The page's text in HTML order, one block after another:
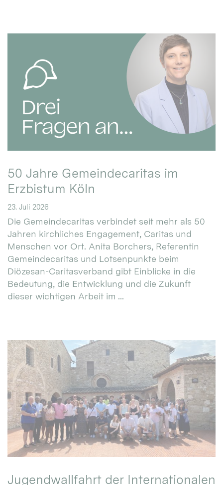
50 Jahre Gemeindecaritas im
Erzbistum Köln
23. Juli 2026
Die Gemeindecaritas verbindet seit mehr als 50
Jahren kirchliches Engagement, Caritas und
Menschen vor Ort. Anita Borchers, Referentin
Gemeindecaritas und Lotsenpunkte beim
Diözesan-Caritasverband gibt Einblicke in die
Bedeutung, die Entwicklung und die Zukunft
dieser wichtigen Arbeit im ...
Jugendwallfahrt der Internationalen